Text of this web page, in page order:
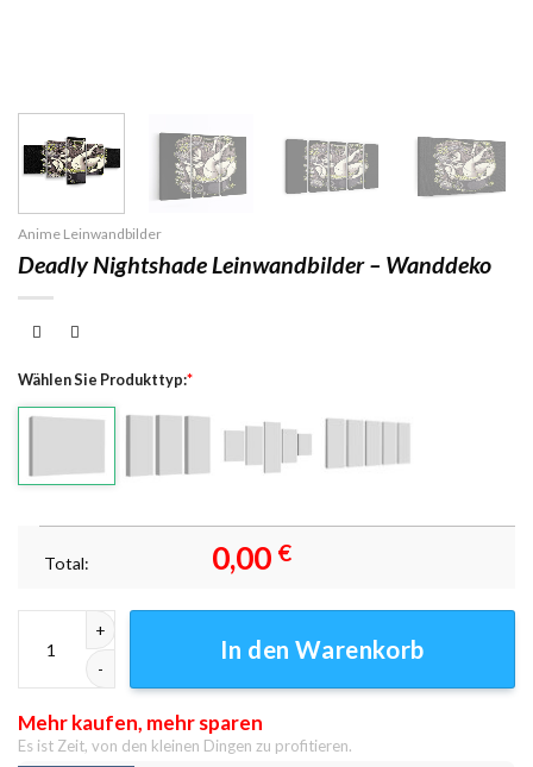
Anime Leinwandbilder
Deadly Nightshade Leinwandbilder – Wanddeko
Wählen Sie Produkttyp:*
Total: 0,00 €
In den Warenkorb
Mehr kaufen, mehr sparen
Es ist Zeit, von den kleinen Dingen zu profitieren.